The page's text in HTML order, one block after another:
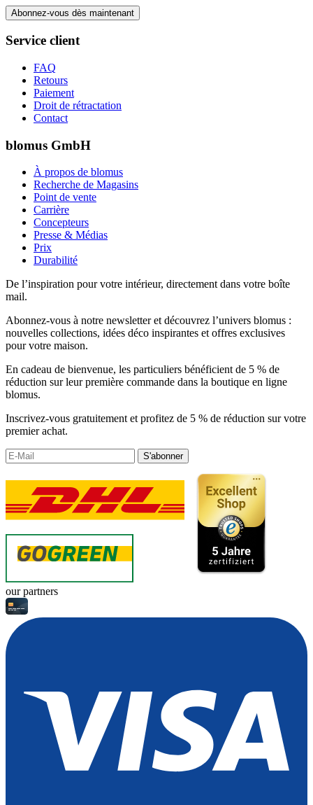
Abonnez-vous dès maintenant
Service client
FAQ
Retours
Paiement
Droit de rétractation
Contact
blomus GmbH
À propos de blomus
Recherche de Magasins
Point de vente
Carrière
Concepteurs
Presse & Médias
Prix
Durabilité
De l’inspiration pour votre intérieur, directement dans votre boîte
mail.
Abonnez-vous à notre newsletter et découvrez l’univers blomus :
nouvelles collections, idées déco inspirantes et offres exclusives
pour votre maison.
En cadeau de bienvenue, les particuliers bénéficient de 5 % de
réduction sur leur première commande dans la boutique en ligne
blomus.
Inscrivez-vous gratuitement et profitez de 5 % de réduction sur votre
premier achat.
S'abonner
our partners